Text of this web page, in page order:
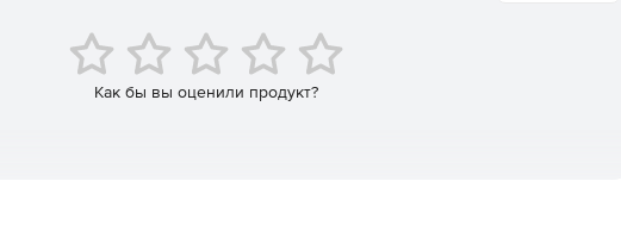
написания сценариев и серверных скриптов для управления
Как бы вы оценили продукт?